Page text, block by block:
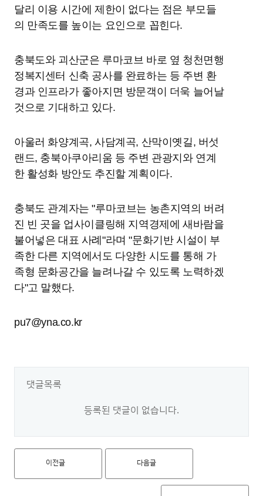
달리 이용 시간에 제한이 없다는 점은 부모들
의 만족도를 높이는 요인으로 꼽힌다.
충북도와 괴산군은 루마코브 바로 옆 청천면행
정복지센터 신축 공사를 완료하는 등 주변 환
경과 인프라가 좋아지면 방문객이 더욱 늘어날
것으로 기대하고 있다.
아울러 화양계곡, 사담계곡, 산막이옛길, 버섯
랜드, 충북아쿠아리움 등 주변 관광지와 연계
한 활성화 방안도 추진할 계획이다.
충북도 관계자는 "루마코브는 농촌지역의 버려
진 빈 곳을 업사이클링해 지역경제에 새바람을
불어넣은 대표 사례"라며 "문화기반 시설이 부
족한 다른 지역에서도 다양한 시도를 통해 가
족형 문화공간을 늘려나갈 수 있도록 노력하겠
다"고 말했다.
pu7@yna.co.kr
댓글목록
등록된 댓글이 없습니다.
이전글 다음글